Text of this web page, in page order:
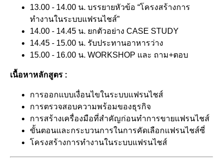
13.00 - 14.00 น. บรรยายหัวข้อ “โครงสร้างการ
ทำงานในระบบแฟรนไชส์”
14.00 - 14.45 น. ยกตัวอย่าง CASE STUDY
14.45 - 15.00 น. รับประทานอาหารว่าง
15.00 - 16.00 น. WORKSHOP และ ถาม+ตอบ
เนื้อหาหลักสูตร :
การออกแบบเงื่อนไขในระบบแฟรนไชส์
การตรวจสอบความพร้อมของธุรกิจ
การสร้างเครื่องมือที่สำคัญก่อนทำการขายแฟรนไชส์
ขั้นตอนและกระบวนการในการคัดเลือกแฟรนไชส์ซี่
โครงสร้างการทำงานในระบบแฟรนไชส์